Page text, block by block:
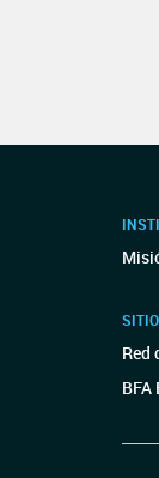
Red